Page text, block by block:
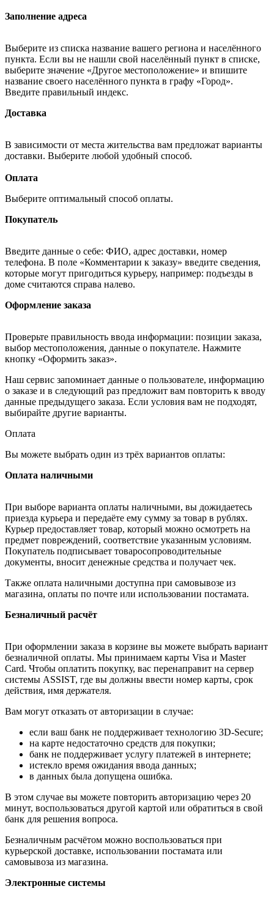
Заполнение адреса
Выберите из списка название вашего региона и населённого
пункта. Если вы не нашли свой населённый пункт в списке,
выберите значение «Другое местоположение» и впишите
название своего населённого пункта в графу «Город».
Введите правильный индекс.
Доставка
В зависимости от места жительства вам предложат варианты
доставки. Выберите любой удобный способ.
Оплата
Выберите оптимальный способ оплаты.
Покупатель
Введите данные о себе: ФИО, адрес доставки, номер
телефона. В поле «Комментарии к заказу» введите сведения,
которые могут пригодиться курьеру, например: подъезды в
доме считаются справа налево.
Оформление заказа
Проверьте правильность ввода информации: позиции заказа,
выбор местоположения, данные о покупателе. Нажмите
кнопку «Оформить заказ».
Наш сервис запоминает данные о пользователе, информацию
о заказе и в следующий раз предложит вам повторить к вводу
данные предыдущего заказа. Если условия вам не подходят,
выбирайте другие варианты.
Оплата
Вы можете выбрать один из трёх вариантов оплаты:
Оплата наличными
При выборе варианта оплаты наличными, вы дожидаетесь
приезда курьера и передаёте ему сумму за товар в рублях.
Курьер предоставляет товар, который можно осмотреть на
предмет повреждений, соответствие указанным условиям.
Покупатель подписывает товаросопроводительные
документы, вносит денежные средства и получает чек.
Также оплата наличными доступна при самовывозе из
магазина, оплаты по почте или использовании постамата.
Безналичный расчёт
При оформлении заказа в корзине вы можете выбрать вариант
безналичной оплаты. Мы принимаем карты Visa и Master
Card. Чтобы оплатить покупку, вас перенаправит на сервер
системы ASSIST, где вы должны ввести номер карты, срок
действия, имя держателя.
Вам могут отказать от авторизации в случае:
если ваш банк не поддерживает технологию 3D-Secure;
на карте недостаточно средств для покупки;
банк не поддерживает услугу платежей в интернете;
истекло время ожидания ввода данных;
в данных была допущена ошибка.
В этом случае вы можете повторить авторизацию через 20
минут, воспользоваться другой картой или обратиться в свой
банк для решения вопроса.
Безналичным расчётом можно воспользоваться при
курьерской доставке, использовании постамата или
самовывоза из магазина.
Электронные системы